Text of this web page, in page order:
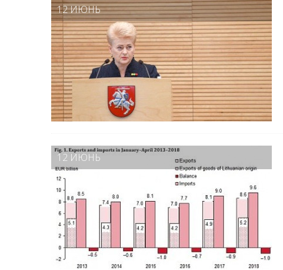
12 ИЮНЬ
12 ИЮНЬ